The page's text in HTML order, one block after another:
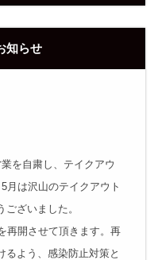
知らせ
を自粛し、テイクアウ
月は沢山のテイクアウト
ざいました。
再開させて頂きます。再
るよう、感染防止対策と